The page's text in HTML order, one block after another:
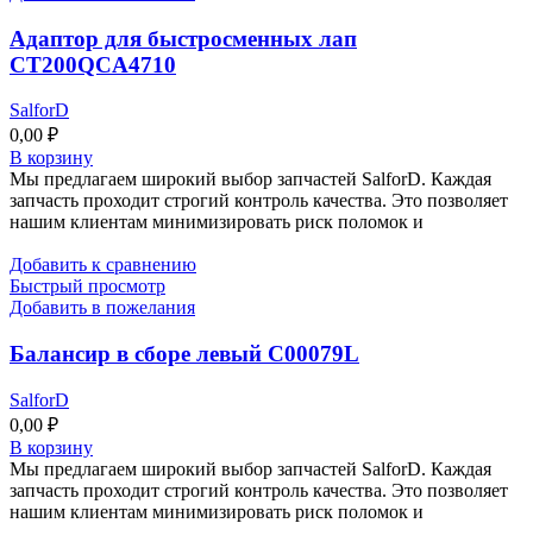
Адаптор для быстросменных лап
CT200QCA4710
SalforD
0,00 ₽
В корзину
Мы предлагаем широкий выбор запчастей SalforD. Каждая
запчасть проходит строгий контроль качества. Это позволяет
нашим клиентам минимизировать риск поломок и
Добавить к сравнению
Быстрый просмотр
Добавить в пожелания
Балансир в сборе левый C00079L
SalforD
0,00 ₽
В корзину
Мы предлагаем широкий выбор запчастей SalforD. Каждая
запчасть проходит строгий контроль качества. Это позволяет
нашим клиентам минимизировать риск поломок и